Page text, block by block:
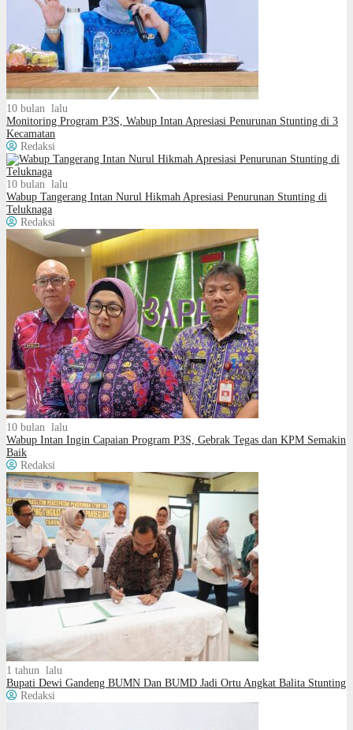
10 bulan lalu
Monitoring Program P3S, Wabup Intan Apresiasi Penurunan Stunting di 3
Kecamatan
Redaksi
10 bulan lalu
Wabup Tangerang Intan Nurul Hikmah Apresiasi Penurunan Stunting di
Teluknaga
Redaksi
10 bulan lalu
Wabup Intan Ingin Capaian Program P3S, Gebrak Tegas dan KPM Semakin
Baik
Redaksi
1 tahun lalu
Bupati Dewi Gandeng BUMN Dan BUMD Jadi Ortu Angkat Balita Stunting
Redaksi